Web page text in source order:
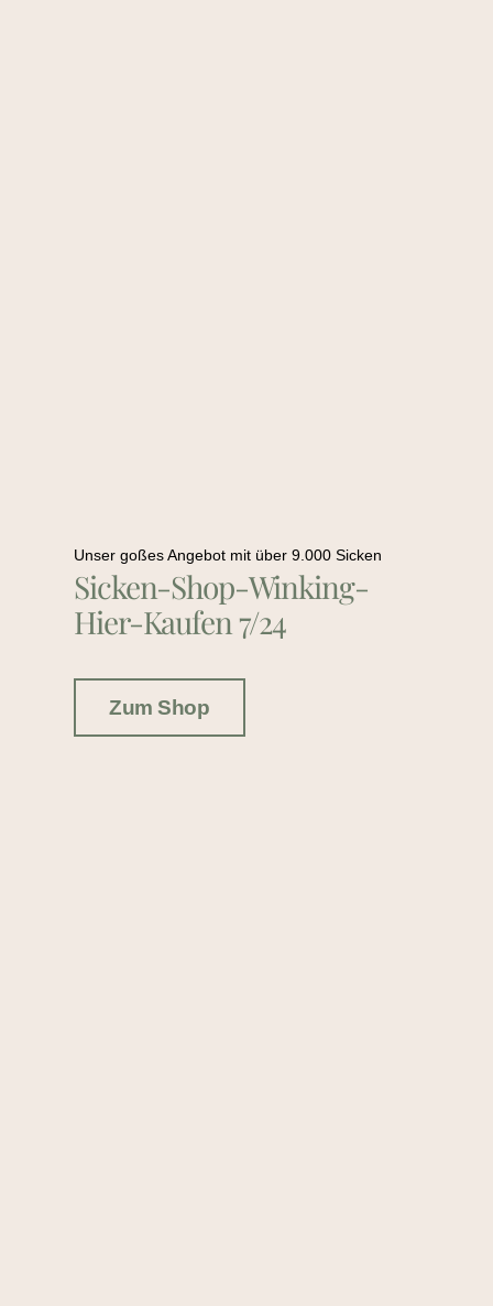
Unser goßes Angebot mit über 9.000 Sicken
Sicken-Shop-Winking-
Hier-Kaufen 7/24
Zum Shop